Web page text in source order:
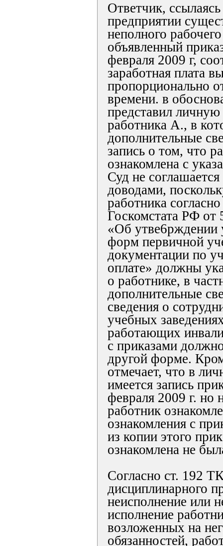
Ответчик,
предприятии
неполного
объявленный
февраля 2009 г,
заработная плата
пропорционально
времени. в
представил личную
работника А., в
дополнительные
запись о том, что
ознакомлена с
Суд не
доводами,
работника
Госкомстата РФ от
«Об
форм первичной
документации по
оплате» должны
о работнике, в
дополнительные
сведения о
учебных
работающих
с приказами
другой форме.
отмечает, что в
имеется запись
февраля 2009 г. но
работник
ознакомления с
из копии этого
ознакомлена не
Согласно ст. 192
дисциплинарного
неисполнение или
исполнение
возложенных на
обязанностей,